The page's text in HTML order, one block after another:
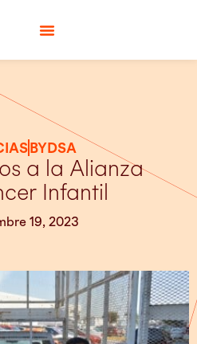
BYDSA
a la Alianza
Infantil
19, 2023